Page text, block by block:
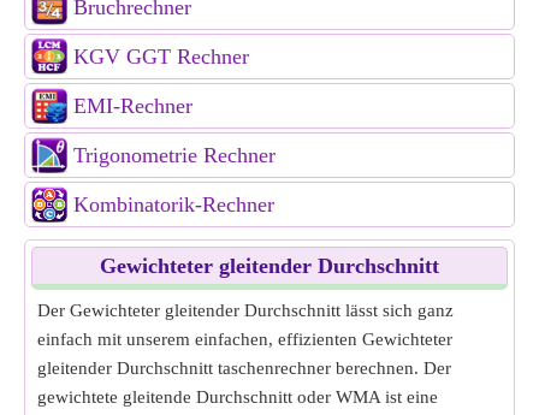
Bruchrechner
KGV GGT Rechner
EMI-Rechner
Trigonometrie Rechner
Kombinatorik-Rechner
Gewichteter gleitender Durchschnitt
Der Gewichteter gleitender Durchschnitt lässt sich ganz
einfach mit unserem einfachen, effizienten Gewichteter
gleitender Durchschnitt taschenrechner berechnen. Der
gewichtete gleitende Durchschnitt oder WMA ist eine